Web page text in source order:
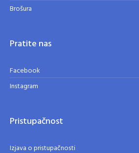
Brošura
Pratite nas
Facebook
Instagram
Pristupačnost
Izjava o pristupačnosti